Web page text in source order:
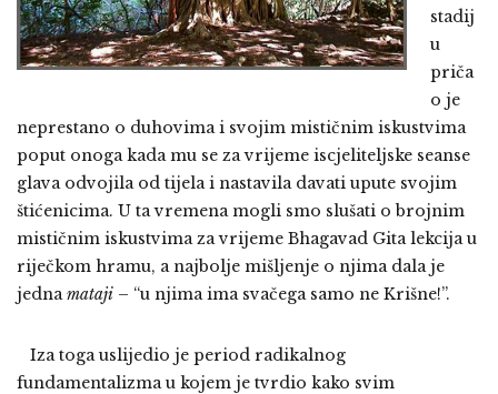
stadij
u
priča
o je
neprestano o duhovima i svojim mističnim iskustvima
poput onoga kada mu se za vrijeme iscjeliteljske seanse
glava odvojila od tijela i nastavila davati upute svojim
štićenicima. U ta vremena mogli smo slušati o brojnim
mističnim iskustvima za vrijeme Bhagavad Gita lekcija u
riječkom hramu, a najbolje mišljenje o njima dala je
jednamataji – “u njima ima svačega samo ne Krišne!”.
Iza toga uslijedio je period radikalnog
fundamentalizma u kojem je tvrdio kako svim